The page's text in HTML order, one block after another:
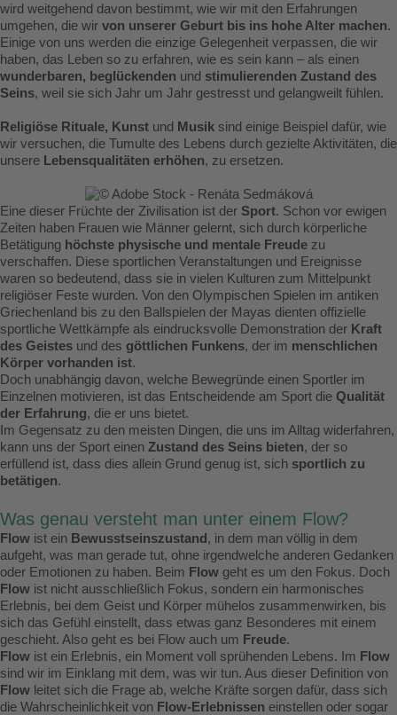
wird weitgehend davon bestimmt, wie wir mit den Erfahrungen
umgehen, die wir von unserer Geburt bis ins hohe Alter machen.
Einige von uns werden die einzige Gelegenheit verpassen, die wir
haben, das Leben so zu erfahren, wie es sein kann – als einen
wunderbaren, beglückenden und stimulierenden Zustand des
Seins, weil sie sich Jahr um Jahr gestresst und gelangweilt fühlen.
Religiöse Rituale, Kunst und Musik sind einige Beispiel dafür, wie
wir versuchen, die Tumulte des Lebens durch gezielte Aktivitäten, die
unsere Lebensqualitäten erhöhen, zu ersetzen.
Eine dieser Früchte der Zivilisation ist der Sport. Schon vor ewigen
Zeiten haben Frauen wie Männer gelernt, sich durch körperliche
Betätigung höchste physische und mentale Freude zu
verschaffen. Diese sportlichen Veranstaltungen und Ereignisse
waren so bedeutend, dass sie in vielen Kulturen zum Mittelpunkt
religiöser Feste wurden. Von den Olympischen Spielen im antiken
Griechenland bis zu den Ballspielen der Mayas dienten offizielle
sportliche Wettkämpfe als eindrucksvolle Demonstration der Kraft
des Geistes und des göttlichen Funkens, der im menschlichen
Körper vorhanden ist.
Doch unabhängig davon, welche Bewegründe einen Sportler im
Einzelnen motivieren, ist das Entscheidende am Sport die Qualität
der Erfahrung, die er uns bietet.
Im Gegensatz zu den meisten Dingen, die uns im Alltag widerfahren,
kann uns der Sport einen Zustand des Seins bieten, der so
erfüllend ist, dass dies allein Grund genug ist, sich sportlich zu
betätigen.
Was genau versteht man unter einem Flow?
Flow ist ein Bewusstseinszustand , in dem man völlig in dem
aufgeht, was man gerade tut, ohne irgendwelche anderen Gedanken
oder Emotionen zu haben. Beim Flow geht es um den Fokus. Doch
Flow ist nicht ausschließlich Fokus, sondern ein harmonisches
Erlebnis, bei dem Geist und Körper mühelos zusammenwirken, bis
sich das Gefühl einstellt, dass etwas ganz Besonderes mit einem
geschieht. Also geht es bei Flow auch um Freude.
Flow ist ein Erlebnis, ein Moment voll sprühenden Lebens. Im Flow
sind wir im Einklang mit dem, was wir tun. Aus dieser Definition von
Flow leitet sich die Frage ab, welche Kräfte sorgen dafür, dass sich
die Wahrscheinlichkeit von Flow-Erlebnissen einstellen oder sogar